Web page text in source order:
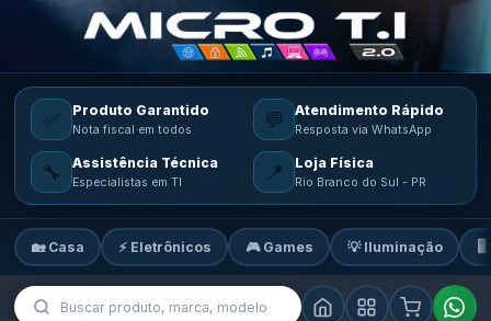
✅ Produto Garantido
Nota fiscal em todos 💬 Atendimento Rápido
Resposta via WhatsApp
🔧 Assistência Técnica
Especialistas em TI 📍 Loja Física
Rio Branco do Sul - PR
🏡 Casa ⚡ Eletrônicos 🎮 Games 💡 Iluminação 🖥️